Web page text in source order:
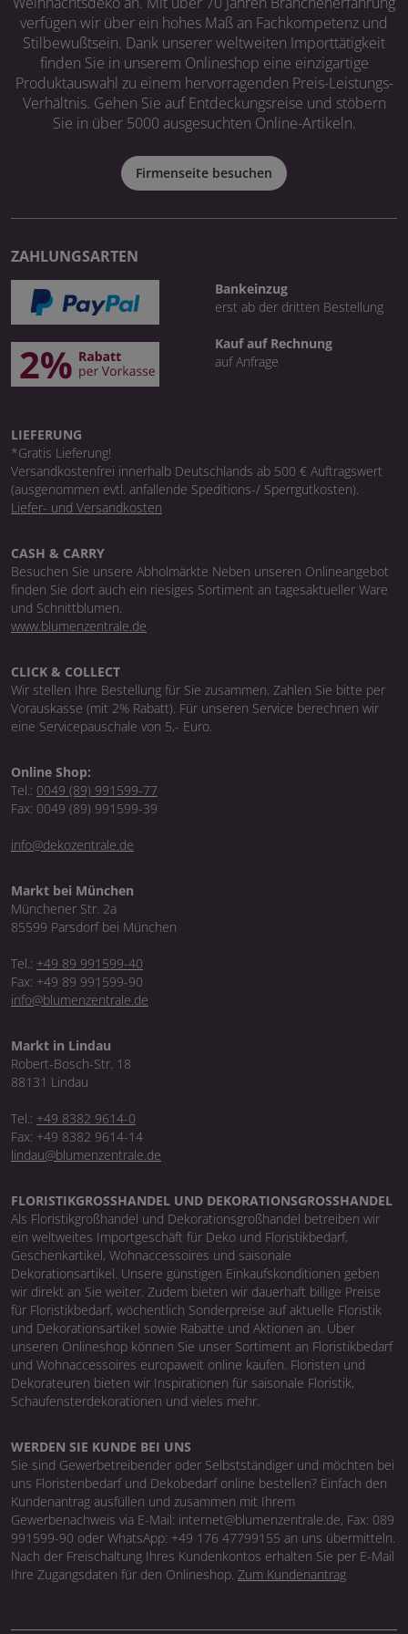
verfügen wir über ein hohes Maß an Fachkompetenz und
Stilbewußtsein. Dank unserer weltweiten Importtätigkeit
finden Sie in unserem Onlineshop eine einzigartige
Produktauswahl zu einem hervorragenden Preis-Leistungs-
Verhältnis. Gehen Sie auf Entdeckungsreise und stöbern
Sie in über 5000 ausgesuchten Online-Artikeln.
Firmenseite besuchen
ZAHLUNGSARTEN
Bankeinzug
erst ab der dritten Bestellung
Kauf auf Rechnung
auf Anfrage
LIEFERUNG
*Gratis Lieferung!
Versandkostenfrei innerhalb Deutschlands ab 500 € Auftragswert
(ausgenommen evtl. anfallende Speditions-/ Sperrgutkosten).
Liefer- und Versandkosten
CASH & CARRY
Besuchen Sie unsere Abholmärkte Neben unseren Onlineangebot
finden Sie dort auch ein riesiges Sortiment an tagesaktueller Ware
und Schnittblumen.
www.blumenzentrale.de
CLICK & COLLECT
Wir stellen Ihre Bestellung für Sie zusammen. Zahlen Sie bitte per
Vorauskasse (mit 2% Rabatt). Für unseren Service berechnen wir
eine Servicepauschale von 5,- Euro.
Online Shop:
Tel.: 0049 (89) 991599-77
Fax: 0049 (89) 991599-39
info@dekozentrale.de
Markt bei München
Münchener Str. 2a
85599 Parsdorf bei München
Tel.: +49 89 991599-40
Fax: +49 89 991599-90
info@blumenzentrale.de
Markt in Lindau
Robert-Bosch-Str. 18
88131 Lindau
Tel.: +49 8382 9614-0
Fax: +49 8382 9614-14
lindau@blumenzentrale.de
FLORISTIKGROSSHANDEL UND DEKORATIONSGROSSHANDEL
Als Floristikgroßhandel und Dekorationsgroßhandel betreiben wir
ein weltweites Importgeschäft für Deko und Floristikbedarf,
Geschenkartikel, Wohnaccessoires und saisonale
Dekorationsartikel. Unsere günstigen Einkaufskonditionen geben
wir direkt an Sie weiter. Zudem bieten wir dauerhaft billige Preise
für Floristikbedarf, wöchentlich Sonderpreise auf aktuelle Floristik
und Dekorationsartikel sowie Rabatte und Aktionen an. Über
unseren Onlineshop können Sie unser Sortiment an Floristikbedarf
und Wohnaccessoires europaweit online kaufen. Floristen und
Dekorateuren bieten wir Inspirationen für saisonale Floristik,
Schaufensterdekorationen und vieles mehr.
WERDEN SIE KUNDE BEI UNS
Sie sind Gewerbetreibender oder Selbstständiger und möchten bei
uns Floristenbedarf und Dekobedarf online bestellen? Einfach den
Kundenantrag ausfüllen und zusammen mit Ihrem
Gewerbenachweis via E-Mail: internet@blumenzentrale.de, Fax: 089
991599-90 oder WhatsApp: +49 176 47799155 an uns übermitteln.
Nach der Freischaltung Ihres Kundenkontos erhalten Sie per E-Mail
Ihre Zugangsdaten für den Onlineshop. Zum Kundenantrag